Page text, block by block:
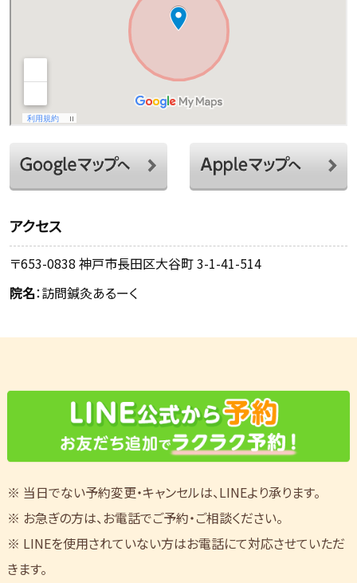
アクセス
〒653-0838 神戸市長田区大谷町 3-1-41-514
院名：訪問鍼灸あるーく
※ 当日でない予約変更・キャンセルは、LINEより承ります。
※ お急ぎの方は、お電話でご予約・ご相談ください。
※ LINEを使用されていない方はお電話にて対応させていただ
きます。